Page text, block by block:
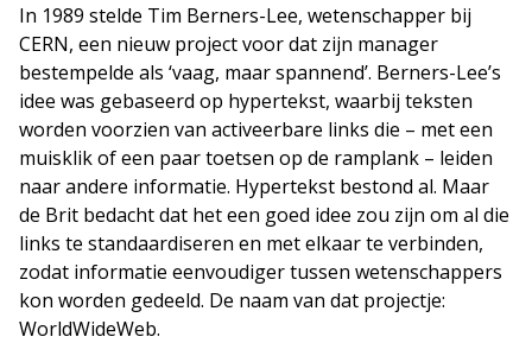
In 1989 stelde Tim Berners-Lee, wetenschapper bij
CERN, een nieuw project voor dat zijn manager
bestempelde als ‘vaag, maar spannend’. Berners-Lee’s
idee was gebaseerd op hypertekst, waarbij teksten
worden voorzien van activeerbare links die – met een
muisklik of een paar toetsen op de ramplank – leiden
naar andere informatie. Hypertekst bestond al. Maar
de Brit bedacht dat het een goed idee zou zijn om al die
links te standaardiseren en met elkaar te verbinden,
zodat informatie eenvoudiger tussen wetenschappers
kon worden gedeeld. De naam van dat projectje:
WorldWideWeb.